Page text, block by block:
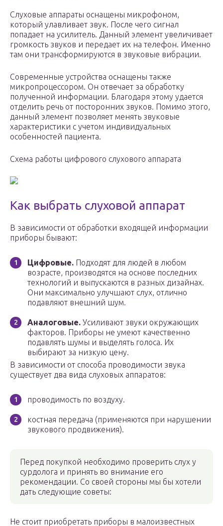
Слуховые аппараты оснащены микрофоном,
который улавливает звук. После чего сигнал
попадает на усилитель. Данный элемент увеличивает
громкость звуков и передает их на телефон. Именно
там они трансформируются в звуковые вибрации.
Современные устройства оснащены также
микропроцессором. Он отвечает за обработку
полученной информации. Благодаря этому удается
отделить речь от посторонних звуков. Помимо этого,
данный элемент позволяет менять звуковые
характеристики с учетом индивидуальных
особенностей пациента.
Схема работы цифрового слухового аппарата
Как выбрать слуховой аппарат
В зависимости от обработки входящей информации
приборы бывают:
Цифровые. Подходят для людей в любом
возрасте, производятся на основе последних
технологий и выпускаются в разных дизайнах.
Они максимально улучшают слух, отлично
подавляют внешний шум.
Аналоговые. Усиливают звуки окружающих
факторов. Приборы не умеют качественно
подавлять шумы и выделять голоса. Их
выбирают за низкую цену.
В зависимости от способа проводимости звука
существует два вида слуховых аппаратов:
проводимость по воздуху.
костная передача (применяются при нарушении
звукового продвижения).
Перед покупкой необходимо проверить слух у
сурдолога и принять во внимание его
рекомендации. Со своей стороны мы бы хотели
дать следующие советы:
Не стоит приобретать приборы в малоизвестных